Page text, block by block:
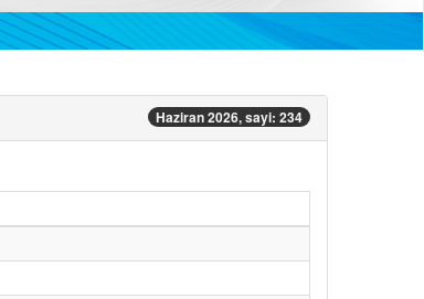
Haziran 2026, sayi: 234